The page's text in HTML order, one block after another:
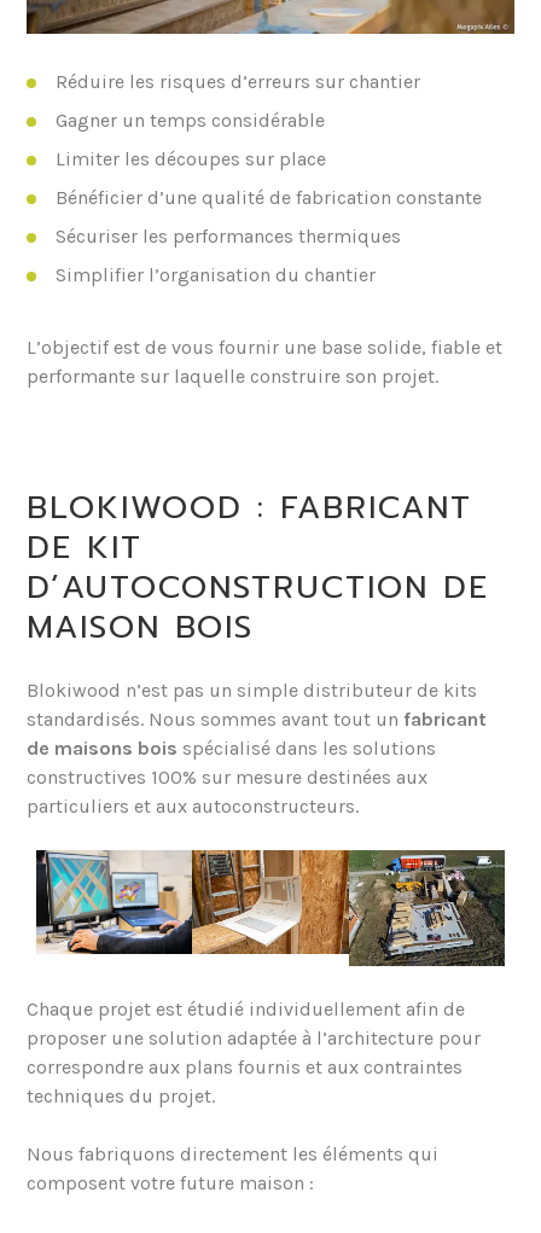
Réduire les risques d’erreurs sur chantier
Gagner un temps considérable
Limiter les découpes sur place
Bénéficier d’une qualité de fabrication constante
Sécuriser les performances thermiques
Simplifier l’organisation du chantier
L’objectif est de vous fournir une base solide, fiable et
performante sur laquelle construire son projet.
BLOKIWOOD : FABRICANT
DE KIT
D’AUTOCONSTRUCTION DE
MAISON BOIS
Blokiwood n’est pas un simple distributeur de kits
standardisés. Nous sommes avant tout un fabricant
de maisons bois spécialisé dans les solutions
constructives 100% sur mesure destinées aux
particuliers et aux autoconstructeurs.
Chaque projet est étudié individuellement afin de
proposer une solution adaptée à l’architecture pour
correspondre aux plans fournis et aux contraintes
techniques du projet.
Nous fabriquons directement les éléments qui
composent votre future maison :